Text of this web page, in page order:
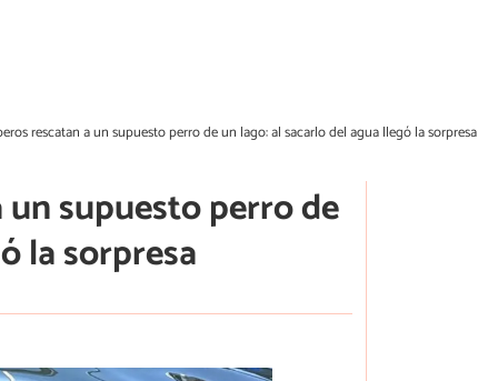
rescatan a un supuesto perro de un lago: al sacarlo del agua llegó la sorpresa
supuesto perro de
la sorpresa